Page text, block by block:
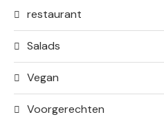
restaurant
Salads
Vegan
Voorgerechten